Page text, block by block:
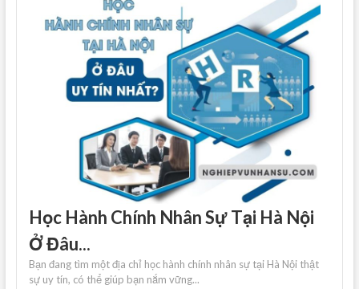
Học Hành Chính Nhân Sự Tại Hà Nội
Ở Đâu...
Bạn đang tìm một địa chỉ học hành chính nhân sự tại Hà Nội thật
sự uy tín, có thể giúp bạn nắm vững...